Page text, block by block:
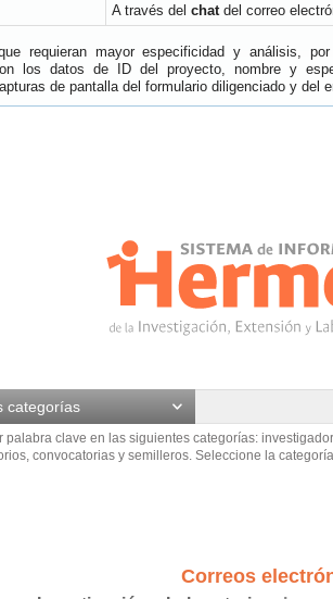
A través del chatdel correo
requieran mayor especificidad y análisis,
los datos de ID del proyecto, nombre y
de pantalla del formulario diligenciado y del
categorías
palabra clave en las siguientes categorías:
convocatorias y semilleros. Seleccione la
Correos